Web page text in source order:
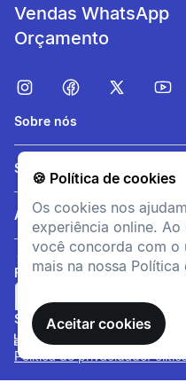
🍪 Política de cookies
Os cookies nos
experiência online.
você concorda com o
mais na nossa
Aceitar cookies
Vendas WhatsApp
Orçamento
Sobre nós
Serviços
Ajuda
FORMAS DE PAGAMENTO
SITE SEGURO
Política de privacidade